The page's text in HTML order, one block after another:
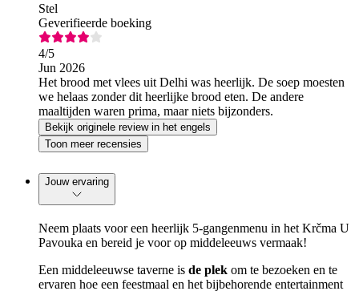
Stel
Geverifieerde boeking
4/5
Jun 2026
Het brood met vlees uit Delhi was heerlijk. De soep moesten
we helaas zonder dit heerlijke brood eten. De andere
maaltijden waren prima, maar niets bijzonders.
Bekijk originele review in het engels
Toon meer recensies
Jouw ervaring
Neem plaats voor een heerlijk 5-gangenmenu in het Krčma U
Pavouka en bereid je voor op middeleeuws vermaak!
Een middeleeuwse taverne is de plek om te bezoeken en te
ervaren hoe een feestmaal en het bijbehorende entertainment